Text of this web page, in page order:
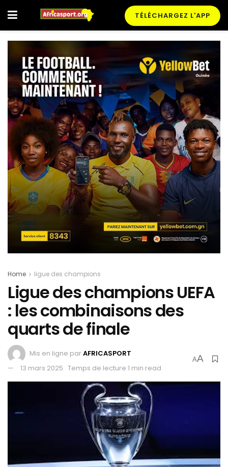
TÉLÉCHARGEZ L'APP
Home ligue des champions
Ligue des champions UEFA
: les combinaisons des
quarts de finale
Mis en ligne parAFRICASPORT
13 mars 2025 Temps de lecture:1 min read
AA